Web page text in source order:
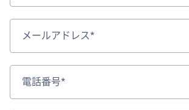
メールアドレス*
電話番号*